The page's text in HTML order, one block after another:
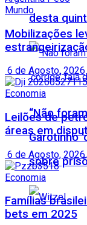
desta
“Não
Garotinho
sobre
Mundo
Mobilizações
6 de Agosto, 2026
Economia
Leilões de
áreas em
6 de Agosto, 2026
Economia
Famílias
bets em 2025